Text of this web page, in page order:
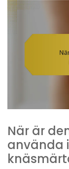
När är
använda